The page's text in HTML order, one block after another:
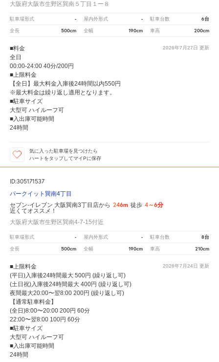
大阪府大阪市生野区巽南５丁目１ー８
駐車場形式 - 屋内外形式 - 駐車台数 6台
全長 500cm 全幅 190cm 車高 200cm
2026年7月27日 更新
■料金
全日
00:00-24:00 40分/200円
■上限料金
【全日】最大料金入庫後24時間以内550円
※最大料金は繰り返し適用となります。
■駐車サイズ
大型可 ハイルーフ可
■入出庫可能時間
24時間
気に入った駐車場を見つけたら
ハートをタップしてマイPに保存
ID:305171537
パークイット巽南4丁目
セブン-イレブン 大阪巽南3丁目店から 246m 徒歩 4～6分
近くてオススメ！
大阪府大阪市生野区巽南4-7-15付近
駐車場形式 - 屋内外形式 - 駐車台数 8台
全長 500cm 全幅 190cm 車高 210cm
2026年7月24日 更新
■上限料金
(平日)入庫後24時間最大 500円 (繰り返し可)
(土日祝)入庫後24時間最大 400円 (繰り返し可)
夜間最大20:00〜翌8:00 200円 (繰り返し可)
【通常駐車料金】
(全日)8:00〜20:00 200円 60分
22:00〜翌8:00 100円 60分
■駐車サイズ
大型可 ハイルーフ可
■入出庫可能時間
24時間